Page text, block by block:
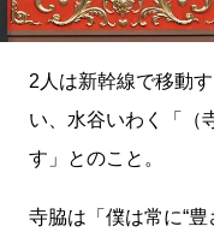
2人は新幹線で移動
い、水谷いわく「（
す」とのこと。
寺脇は「僕は常に“